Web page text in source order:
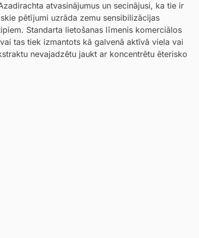
atvasinājumus un secinājusi, ka tie ir
pētījumi uzrāda zemu sensibilizācijas
Standarta lietošanas līmenis komerciālos
tas tiek izmantots kā galvenā aktīvā viela vai
nevajadzētu jaukt ar koncentrētu ēterisko